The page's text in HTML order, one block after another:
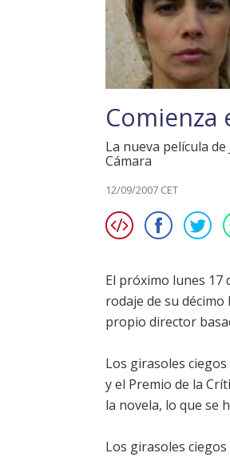
Comienza
La nueva película
Cámara
12/09/2007 CET
El próximo lunes
rodaje de su
propio director
Los girasoles
y el Premio de la
la novela, lo que se
Los girasoles ciegos